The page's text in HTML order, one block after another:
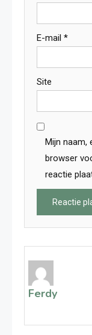
E-mail *
Site
Mijn naam,
browser
reactie
Ferdy